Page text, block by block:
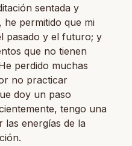
sentada y
permitido que mi
pasado y el futuro; y
que no tienen
perdido muchas
no practicar
doy un paso
tengo una
las energías de la